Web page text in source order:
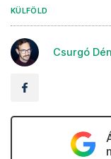
KÜLFÖLD
Csurgó